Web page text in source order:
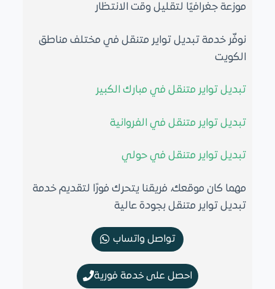
موزعة جغرافيًا لتقليل وقت الانتظار
نوفّر خدمة تبديل تواير متنقل في مختلف مناطق
الكويت
تبديل تواير متنقل في مبارك الكبير
تبديل تواير متنقل في الفروانية
تبديل تواير متنقل في حولي
مهما كان موقعك، فريقنا يتحرك فورًا لتقديم خدمة
تبديل تواير متنقل بجودة عالية
تواصل واتساب
احصل على خدمة فورية